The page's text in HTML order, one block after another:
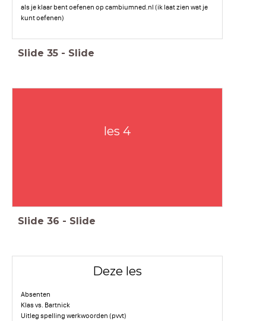
als je klaar bent oefenen op cambiumned.nl (ik laat zien wat je
kunt oefenen)
Slide 35 - Slide
les 4
Slide 36 - Slide
Deze les
Absenten
Klas vs. Bartnick
Uitleg spelling werkwoorden (pvvt)